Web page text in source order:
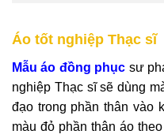
Áo tốt nghiệp Thạc sĩ
Mẫu áo đồng phục sư
nghiệp Thạc sĩ sẽ dùng
đạo trong phần thân vào
màu đỏ phần thân áo